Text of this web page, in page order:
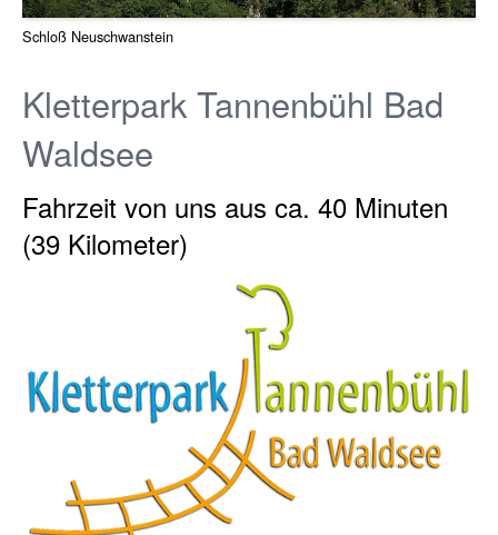
Schloß Neuschwanstein
Kletterpark Tannenbühl Bad
Waldsee
Fahrzeit von uns aus ca. 40 Minuten
(39 Kilometer)